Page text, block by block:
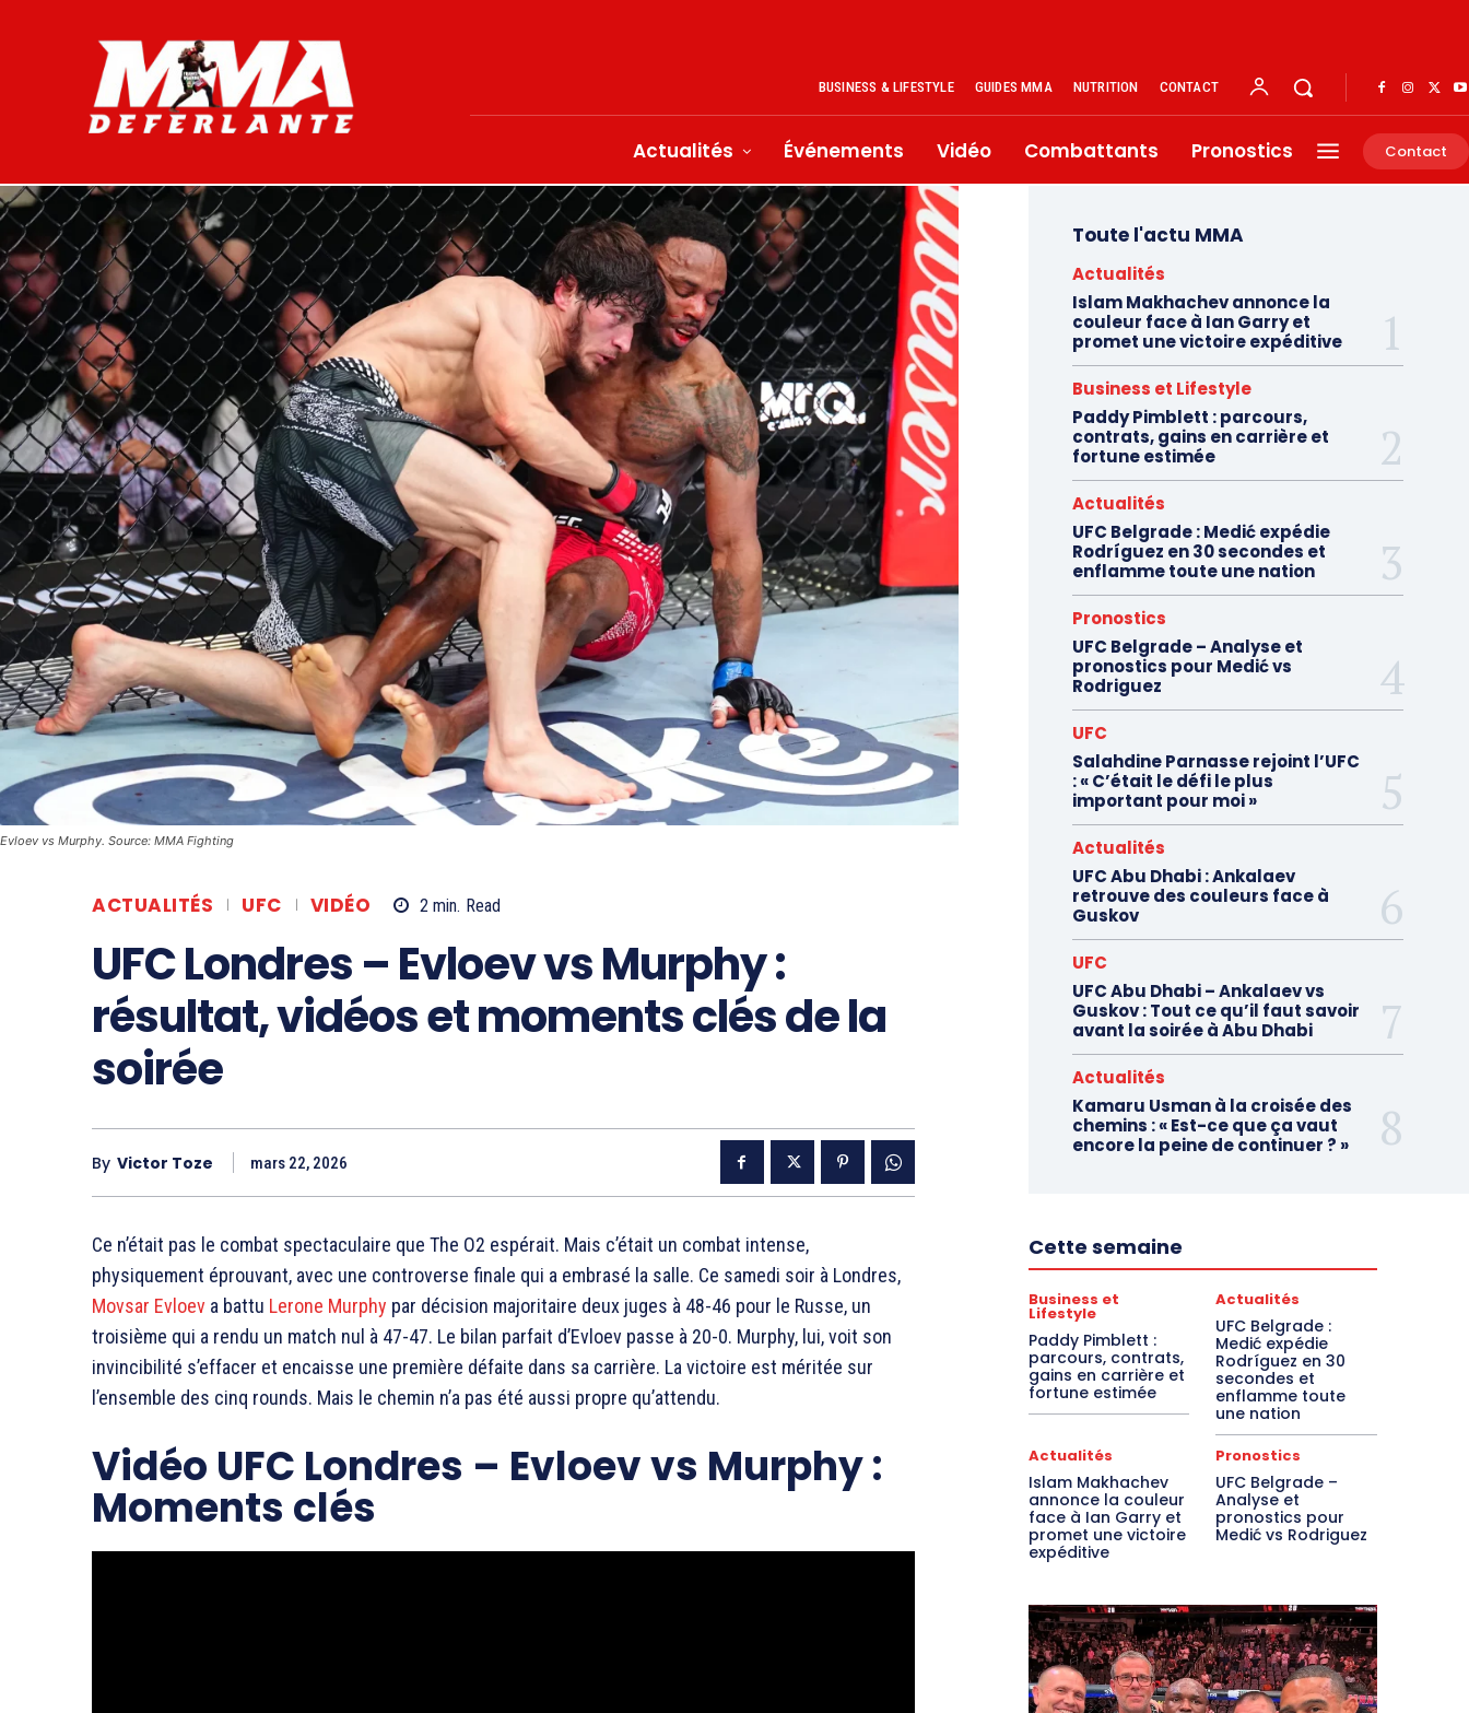
BUSINESS & LIFESTYLE GUIDES MMA NUTRITION CONTACT
Actualités Événements Vidéo Combattants Pronostics Contact
Evloev vs Murphy. Source: MMA Fighting
ACTUALITÉS UFC VIDÉO 2 min. Read
UFC Londres – Evloev vs Murphy :
résultat, vidéos et moments clés de la
soirée
By Victor Toze mars 22, 2026
Ce n’était pas le combat spectaculaire que The O2 espérait. Mais c’était un combat intense,
physiquement éprouvant, avec une controverse finale qui a embrasé la salle. Ce samedi soir à Londres,
Movsar Evloev a battu Lerone Murphy par décision majoritaire deux juges à 48-46 pour le Russe, un
troisième qui a rendu un match nul à 47-47. Le bilan parfait d’Evloev passe à 20-0. Murphy, lui, voit son
invincibilité s’effacer et encaisse une première défaite dans sa carrière. La victoire est méritée sur
l’ensemble des cinq rounds. Mais le chemin n’a pas été aussi propre qu’attendu.
Vidéo UFC Londres – Evloev vs Murphy :
Moments clés
Toute l'actu MMA
Actualités
Islam Makhachev annonce la
couleur face à Ian Garry et
promet une victoire expéditive
Business et Lifestyle
Paddy Pimblett : parcours,
contrats, gains en carrière et
fortune estimée
Actualités
UFC Belgrade : Medić expédie
Rodríguez en 30 secondes et
enflamme toute une nation
Pronostics
UFC Belgrade – Analyse et
pronostics pour Medić vs
Rodriguez
UFC
Salahdine Parnasse rejoint l’UFC
: « C’était le défi le plus
important pour moi »
Actualités
UFC Abu Dhabi : Ankalaev
retrouve des couleurs face à
Guskov
UFC
UFC Abu Dhabi – Ankalaev vs
Guskov : Tout ce qu’il faut savoir
avant la soirée à Abu Dhabi
Actualités
Kamaru Usman à la croisée des
chemins : « Est-ce que ça vaut
encore la peine de continuer ? »
Cette semaine
Business et
Lifestyle
Paddy Pimblett :
parcours, contrats,
gains en carrière et
fortune estimée
Actualités
UFC Belgrade :
Medić expédie
Rodríguez en 30
secondes et
enflamme toute
une nation
Actualités
Islam Makhachev
annonce la couleur
face à Ian Garry et
promet une victoire
expéditive
Pronostics
UFC Belgrade –
Analyse et
pronostics pour
Medić vs Rodriguez